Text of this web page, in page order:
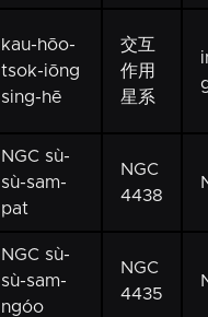
kau-hōo-
tsok-iōng
sing-hē
交互
作用
星系
NGC sù-
sù-sam-
pat
NGC
4438
NGC sù-
sù-sam-
ngóo
NGC
4435